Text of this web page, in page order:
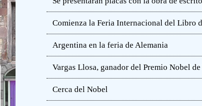
Comienza la Feria Internacional del Libro
Argentina en la feria de Alemania
Vargas Llosa, ganador del Premio Nobel
Cerca del Nobel